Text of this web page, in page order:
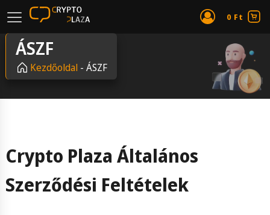
0 Ft
ÁSZF
Kezdőoldal- ÁSZF
Crypto Plaza Általános
Szerződési Feltételek